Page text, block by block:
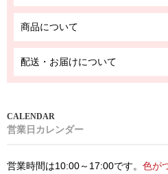
商品について
配送・お届けについて
営業日カレンダー
営業時間は10:00～17:00です。 色が